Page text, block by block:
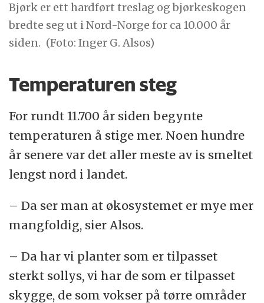
Bjørk er ett hardført treslag og bjørkeskogen
bredte seg ut i Nord-Norge for ca 10.000 år
siden. (Foto: Inger G. Alsos)
Temperaturen steg
For rundt 11.700 år siden begynte
temperaturen å stige mer. Noen hundre
år senere var det aller meste av is smeltet
lengst nord i landet.
– Da ser man at økosystemet er mye mer
mangfoldig, sier Alsos.
– Da har vi planter som er tilpasset
sterkt sollys, vi har de som er tilpasset
skygge, de som vokser på tørre områder